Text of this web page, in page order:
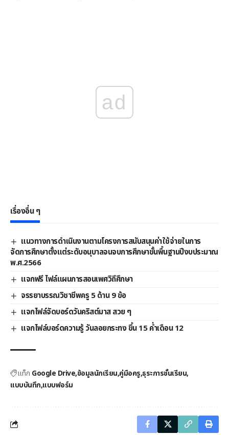
ad
เรื่องอื่น ๆ
แนวทางการดําเนินงานตามโครงการสนับสนุนค่าใช้จ่ายในการ
จัดการศึกษาตั้งแต่ระดับอนุบาลจนจบการศึกษาขั้นพื้นฐานปีงบประมาณ
พ.ศ.2566
แจกฟรี ไฟล์แผนการสอนเพศวิถีศึกษา
จรรยาบรรณวิชาชีพครู 5 ด้าน 9 ข้อ
แจกไฟล์จัดบอร์ดวันคริสต์มาส สวย ๆ
แจกไฟล์บอร์ดความรู้ วันลอยกระทง ขึ้น 15 ค่ำเดือน 12
แท็ก Google Driveข้อมูลนักเรียน คู่มือครู ธุระการชั้นเรียน
แบบบันทึก แบบฟอร์ม